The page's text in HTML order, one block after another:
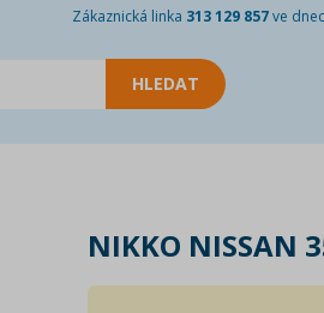
Zákaznická linka 313 129 857ve
NIKKO NISSAN